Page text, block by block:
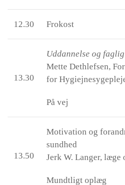
12.30 Frokost
13.30
Uddannelse og
Mette Dethlefsen,
for
På vej
13.50
Motivation og
sundhed
Jerk W. Langer,
Mundtligt oplæg